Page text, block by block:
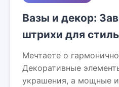
Вазы и декор:
штрихи для
Мечтаете о
Декоративные
украшения, а мощные